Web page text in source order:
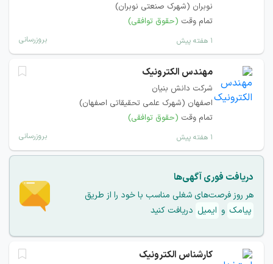
نوبران (شهرک صنعتی نوبران)
تمام وقت (حقوق توافقی)
۱ هفته پیش بروزرسانی
مهندس الکترونیک
شرکت دانش بنیان
اصفهان (شهرک علمی تحقیقاتی اصفهان)
تمام وقت (حقوق توافقی)
۱ هفته پیش بروزرسانی
دریافت فوری آگهی‌ها
هر روز فرصت‌های شغلی مناسب با خود را از طریق
پیامک و ایمیل دریافت کنید
کارشناس الکترونیک